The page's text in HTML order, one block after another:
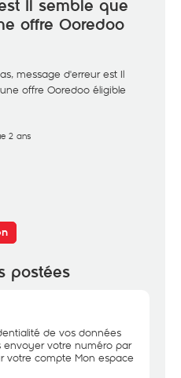
Il semble que
offre Ooredoo
message d'erreur est Il
offre Ooredoo éligible
2 ans
postées
de vos données
envoyer votre numéro par
votre compte Mon espace